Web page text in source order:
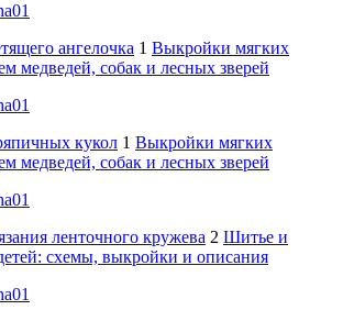
ангелочка 1 Выкройки мягких
медведей, собак и лесных зверей
кукол 1 Выкройки мягких
медведей, собак и лесных зверей
ленточного кружева 2 Шитье и
схемы, выкройки и описания